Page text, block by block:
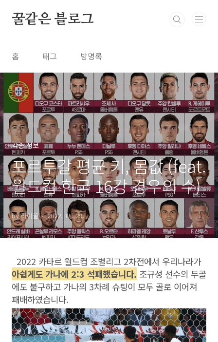
꿀같은 블로그
홈 태그 방명록
각종 정보
포르투갈 평균 키, 몸값 (feat.
월드컵 한국 16강 경우의 수)
by 라이꿀 2022. 11. 29.
2022 카타르 월드컵 조별리그 2차전에서 우리나라가
아쉽게도 가나에 2:3 석패했습니다. 조규성 선수의 두골
에도 불구하고 가나의 3차례 슈팅이 모두 골로 이어져
패배하였습니다.